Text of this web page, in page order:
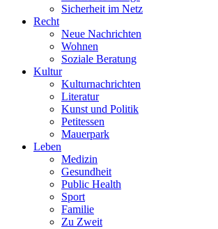
Sicherheit im Netz
Recht
Neue Nachrichten
Wohnen
Soziale Beratung
Kultur
Kulturnachrichten
Literatur
Kunst und Politik
Petitessen
Mauerpark
Leben
Medizin
Gesundheit
Public Health
Sport
Familie
Zu Zweit